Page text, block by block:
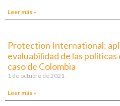
Leer más »
Protection International:
evaluabilidad de las
caso de Colombia
1 de octubre de 2021
Leer más »